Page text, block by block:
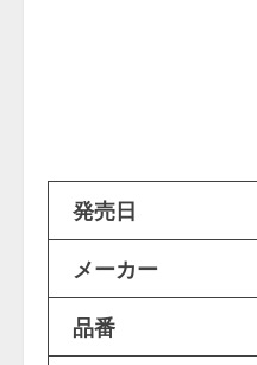
発売日
メーカー
品番